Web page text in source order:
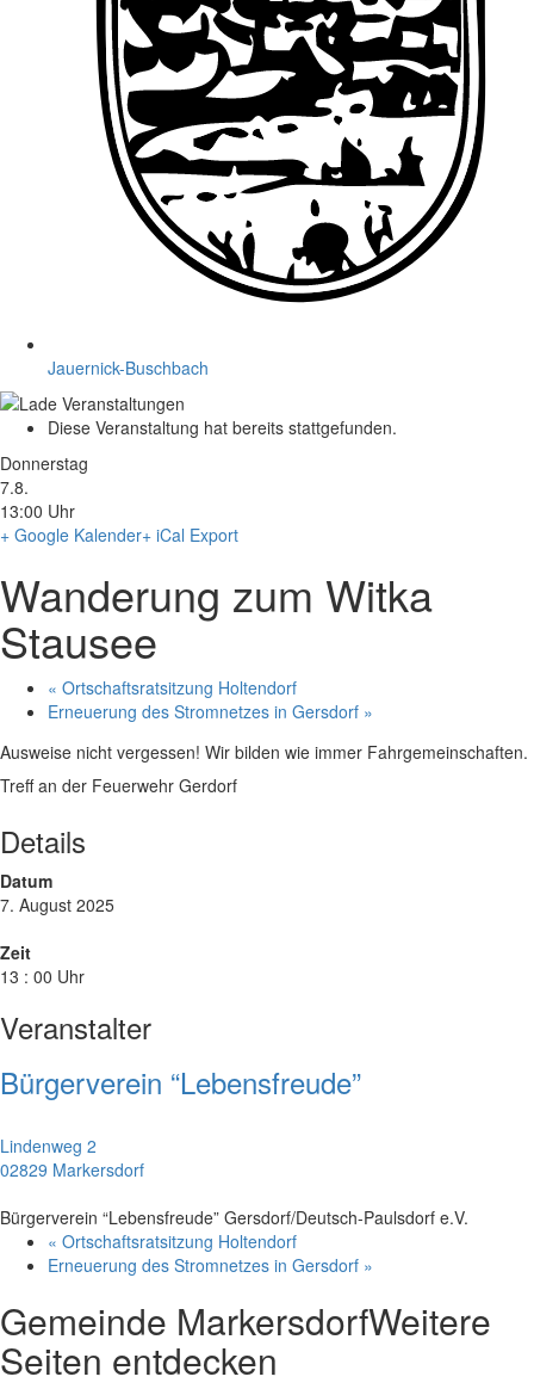
Jauernick-Buschbach
Diese Veranstaltung hat bereits stattgefunden.
Donnerstag
7.8.
13:00 Uhr
+ Google Kalender+ iCal Export
Wanderung zum Witka
Stausee
« Ortschaftsratsitzung Holtendorf
Erneuerung des Stromnetzes in Gersdorf »
Ausweise nicht vergessen! Wir bilden wie immer Fahrgemeinschaften.
Treff an der Feuerwehr Gerdorf
Details
Datum
7. August 2025
Zeit
13 : 00 Uhr
Veranstalter
Bürgerverein “Lebensfreude”
Lindenweg 2
02829 Markersdorf
Bürgerverein “Lebensfreude” Gersdorf/Deutsch-Paulsdorf e.V.
« Ortschaftsratsitzung Holtendorf
Erneuerung des Stromnetzes in Gersdorf »
Gemeinde MarkersdorfWeitere
Seiten entdecken